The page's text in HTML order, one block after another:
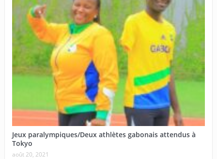
Jeux paralympiques/Deux athlètes gabonais attendus à
Tokyo
août 20, 2021